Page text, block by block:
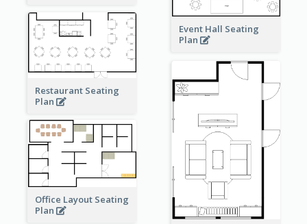
Event Hall Seating
Plan
Restaurant Seating
Plan
Office Layout Seating
Plan